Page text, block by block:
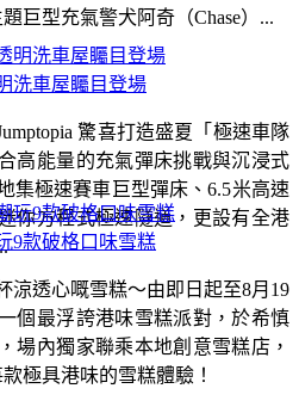
洗車屋矚目登場
驚喜打造盛夏「極速車隊
高能量的充氣彈床挑戰與沉浸式
集極速賽車巨型彈床、6.5米高速
你方程式極速隧道，更設有全港
巨型充氣警犬阿奇（Chase）...
9款破格口味雪糕
涼透心嘅雪糕～由即日起至8月19
個最浮誇港味雪糕派對，於希慎
場內獨家聯乘本地創意雪糕店，
極具港味的雪糕體驗！